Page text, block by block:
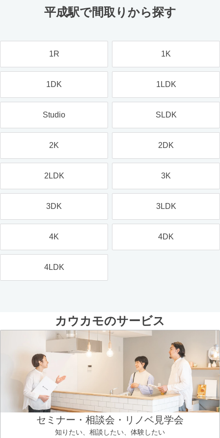
平成駅で間取りから探す
1R 1K
1DK 1LDK
Studio SLDK
2K 2DK
2LDK 3K
3DK 3LDK
4K 4DK
4LDK
カウカモのサービス
セミナー・相談会・リノベ見学会
知りたい、相談したい、体験したい